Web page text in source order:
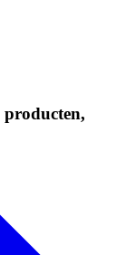
producten,